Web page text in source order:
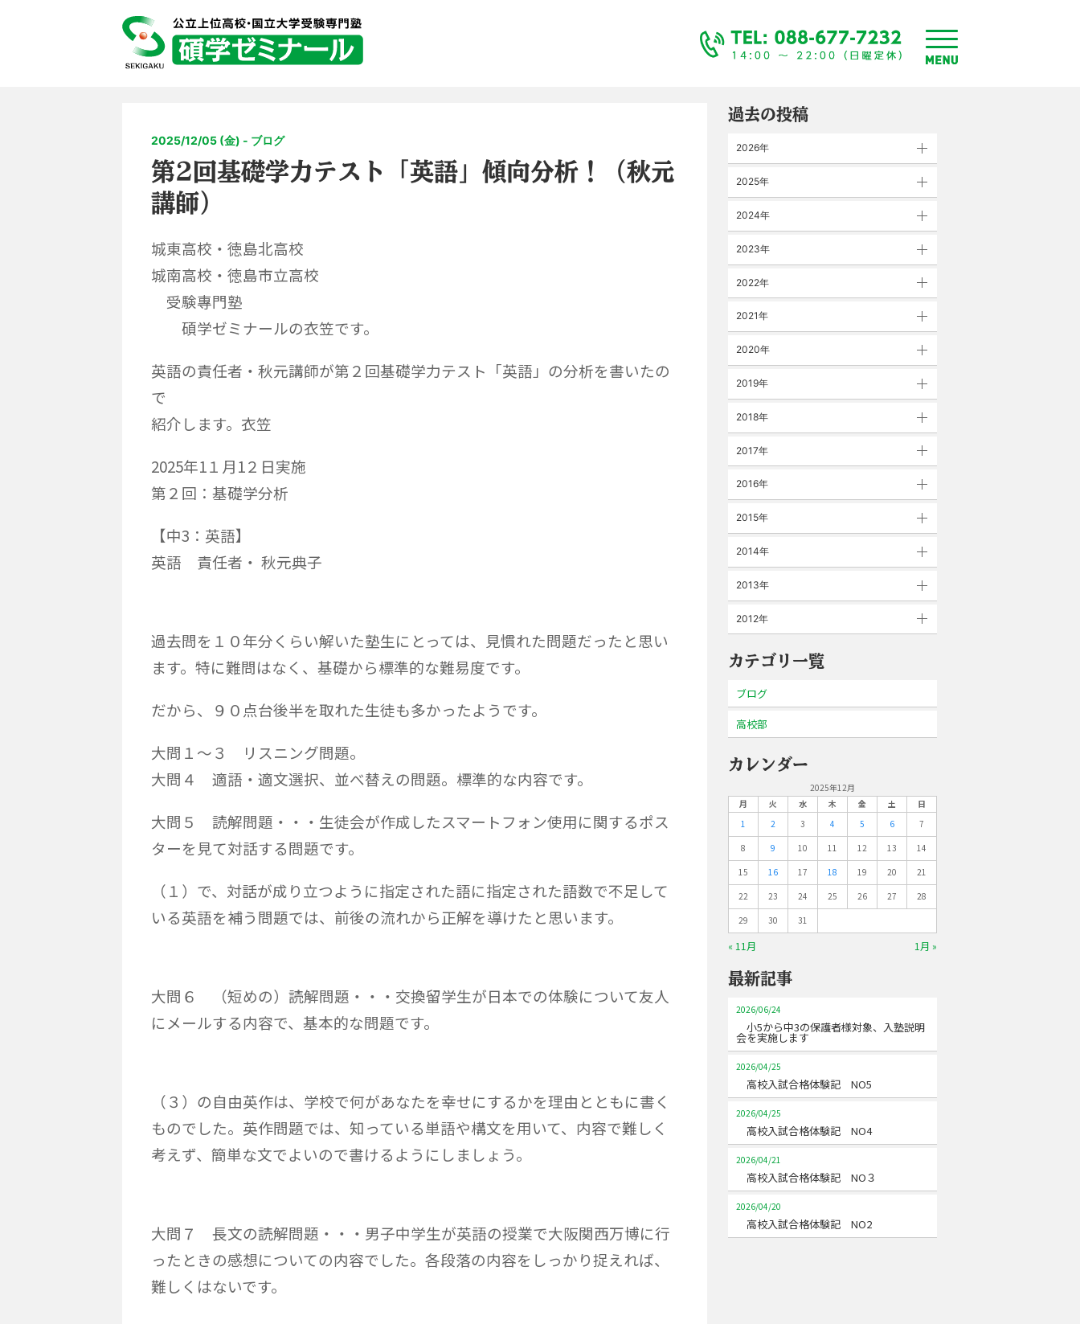
toggle
menu
2025/12/05 (金) - ブログ
第2回基礎学力テスト「英語」傾向分析！（秋元
講師）
城東高校・徳島北高校
城南高校・徳島市立高校
受験專門塾
碩学ゼミナールの衣笠です。
英語の責任者・秋元講師が第２回基礎学力テスト「英語」の分析を書いたの
で
紹介します。衣笠
2025年1１月1２日実施
第２回：基礎学分析
【中3：英語】
英語 責任者・ 秋元典子
過去問を１０年分くらい解いた塾生にとっては、見慣れた問題だったと思い
ます。特に難問はなく、基礎から標準的な難易度です。
だから、９０点台後半を取れた生徒も多かったようです。
大問１～３ リスニング問題。
大問４ 適語・適文選択、並べ替えの問題。標準的な内容です。
大問５ 読解問題・・・生徒会が作成したスマートフォン使用に関するポス
ターを見て対話する問題です。
（１）で、対話が成り立つように指定された語に指定された語数で不足して
いる英語を補う問題では、前後の流れから正解を導けたと思います。
大問６ （短めの）読解問題・・・交換留学生が日本での体験について友人
にメールする内容で、基本的な問題です。
（３）の自由英作は、学校で何があなたを幸せにするかを理由とともに書く
ものでした。英作問題では、知っている単語や構文を用いて、内容で難しく
考えず、簡単な文でよいので書けるようにしましょう。
大問７ 長文の読解問題・・・男子中学生が英語の授業で大阪関西万博に行
ったときの感想についての内容でした。各段落の内容をしっかり捉えれば、
難しくはないです。
過去の投稿
2026年
2025年
2024年
2023年
2022年
2021年
2020年
2019年
2018年
2017年
2016年
2015年
2014年
2013年
2012年
カテゴリ一覧
ブログ
高校部
カレンダー
2025年12月
月
火 水 木 金 土
日
1
2 3 4 5 6
7
8
9 10 11 12 13
14
15
16 17 18 19 20
21
22
23 24 25 26 27
28
29
30 31
« 11月 1月 »
最新記事
2026/06/24
小5から中3の保護者様対象、入塾説明
会を実施します
2026/04/25
高校入試合格体験記 NO5
2026/04/25
高校入試合格体験記 NO4
2026/04/21
高校入試合格体験記 NO３
2026/04/20
高校入試合格体験記 NO2